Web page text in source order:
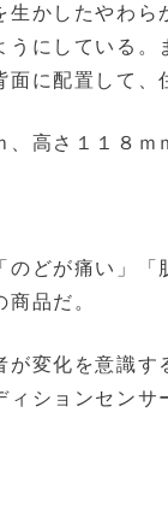
かしたやわ
にしている
に配置して
高さ１１８ｍ
どが痛い」
品だ。
変化を意識
ションセンサ